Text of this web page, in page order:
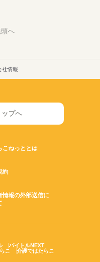
へ
社情報
プへ
こねっととは
約
情報の外部送信に
バイトルNEXT
こ 介護ではたらこ